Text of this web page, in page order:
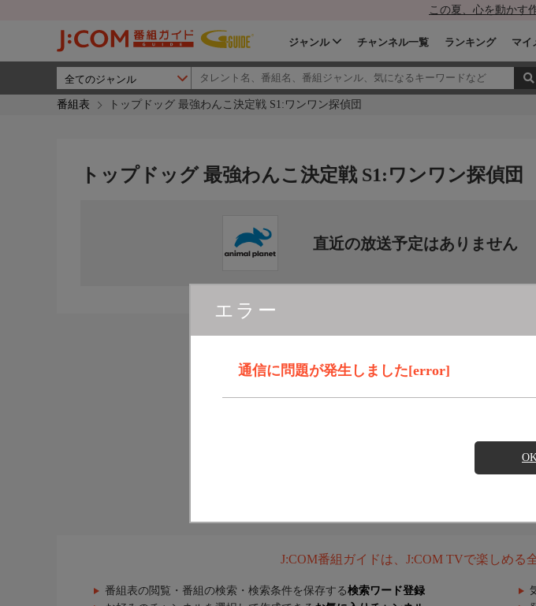
この夏、心を動かす
ジャンル チャンネル一覧 ランキング マイ
番組表 トップドッグ 最強わんこ決定戦 S1:ワンワン探偵団
エラー
通信に問題が発生しました[error]
トップドッグ 最強わんこ決定戦 S1:ワンワン探偵団
直近の放送予定はありません
J:COM番組ガイドは、J:COM TVで楽しめる
番組表の閲覧・番組の検索・検索条件を保存する検索ワード登録